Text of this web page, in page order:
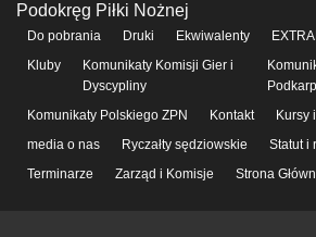
Podokręg Piłki Nożnej
Do pobrania Druki Ekwiwalenty
Kluby
Komunikaty Komisji Gier i
Dyscypliny
Komunikaty Polskiego ZPN
Kontakt Kursy
media o nas
Ryczałty sędziowskie Statut i
Terminarze
Zarząd i Komisje Strona